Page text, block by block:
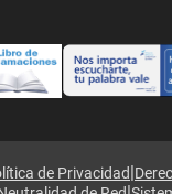
de Privacidad|